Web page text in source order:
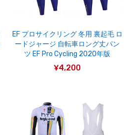
EF プロサイクリング 冬用 裏起毛 ロ
ードジャージ 自転車ロング丈パン
ツ EF Pro Cycling 2020年版
¥4,200